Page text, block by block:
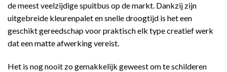
de meest veelzijdige spuitbus op de markt. Dankzij zijn
uitgebreide kleurenpalet en snelle droogtijd is het een
geschikt gereedschap voor praktisch elk type creatief werk
dat een matte afwerking vereist.
Het is nog nooit zo gemakkelijk geweest om te schilderen